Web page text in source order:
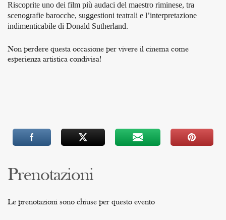
Riscoprite uno dei film più audaci del maestro riminese, tra
scenografie barocche, suggestioni teatrali e l’interpretazione
indimenticabile di Donald Sutherland.
Non perdere questa occasione per vivere il cinema come
esperienza artistica condivisa!
Prenotazioni
Le prenotazioni sono chiuse per questo evento